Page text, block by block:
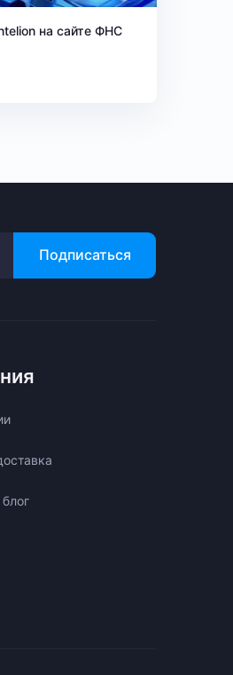
на сайте ФНС
Подписаться